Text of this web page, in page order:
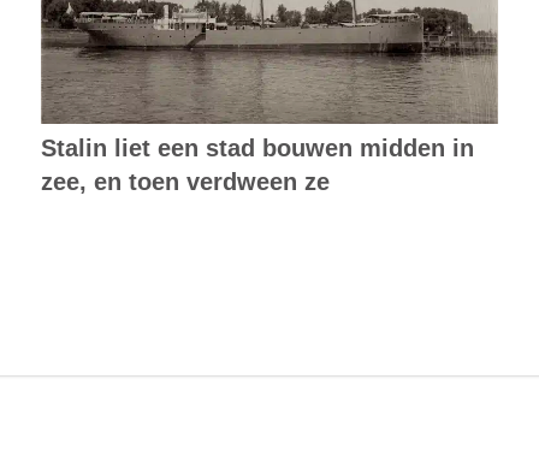
Stalin liet een stad bouwen midden in
zee, en toen verdween ze